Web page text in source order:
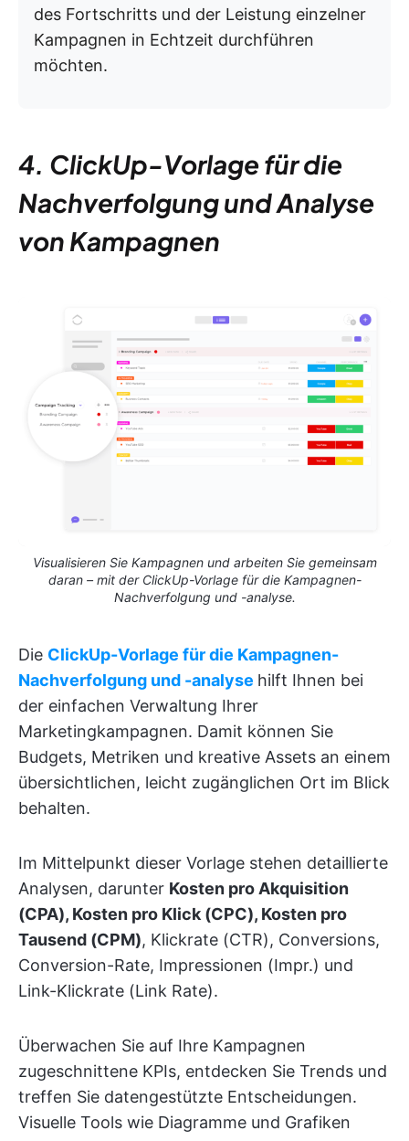
des Fortschritts und der Leistung einzelner
Kampagnen in Echtzeit durchführen
möchten.
4. ClickUp-Vorlage für die
Nachverfolgung und Analyse
von Kampagnen
Visualisieren Sie Kampagnen und arbeiten Sie gemeinsam
daran – mit der ClickUp-Vorlage für die Kampagnen-
Nachverfolgung und -analyse.
Die ClickUp-Vorlage für die Kampagnen-
Nachverfolgung und -analyse hilft Ihnen bei
der einfachen Verwaltung Ihrer
Marketingkampagnen. Damit können Sie
Budgets, Metriken und kreative Assets an einem
übersichtlichen, leicht zugänglichen Ort im Blick
behalten.
Im Mittelpunkt dieser Vorlage stehen detaillierte
Analysen, darunter Kosten pro Akquisition
(CPA), Kosten pro Klick (CPC), Kosten pro
Tausend (CPM), Klickrate (CTR), Conversions,
Conversion-Rate, Impressionen (Impr.) und
Link-Klickrate (Link Rate).
Überwachen Sie auf Ihre Kampagnen
zugeschnittene KPIs, entdecken Sie Trends und
treffen Sie datengestützte Entscheidungen.
Visuelle Tools wie Diagramme und Grafiken